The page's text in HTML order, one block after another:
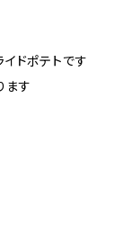
ドポテトです
ます